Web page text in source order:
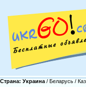
Страна: Украина / Беларусь /